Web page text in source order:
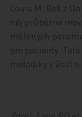
Louis M. Bell z
něj průběžné
měřených
pro pacienty.
metodiky v úsilí o